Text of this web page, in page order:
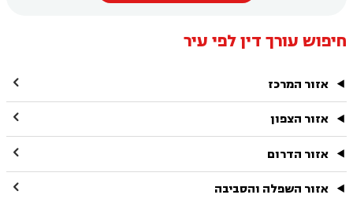
חיפוש עורך דין לפי עיר
אזור המרכז 
אזור הצפון 
אזור הדרום 
אזור השפלה והסביבה 